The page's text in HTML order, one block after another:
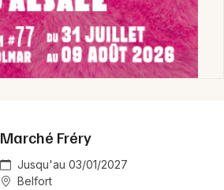
Marché Fréry
Jusqu'au 03/01/2027
Belfort